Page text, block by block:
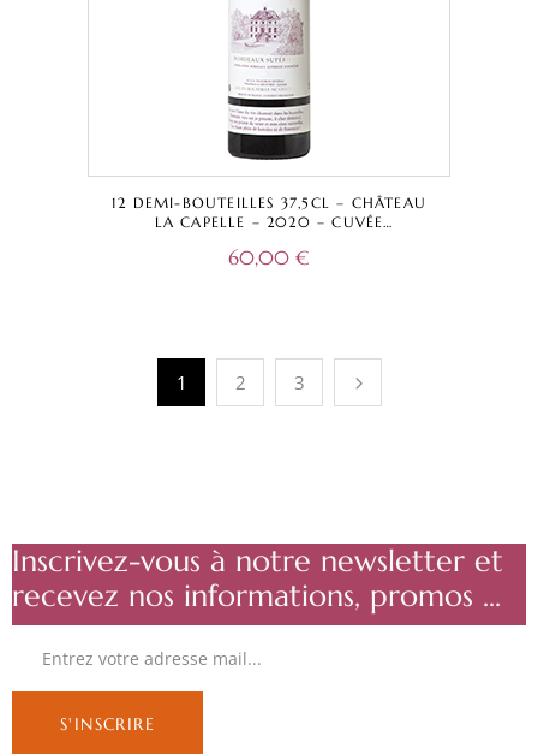
12 DEMI-BOUTEILLES 37,5CL – CHÂTEAU
LA CAPELLE – 2020 – CUVÉE
SUPÉRIEUR A.O.C.
60,00 €
1 2 3
Inscrivez-vous à notre newsletter et
recevez nos informations, promos ...